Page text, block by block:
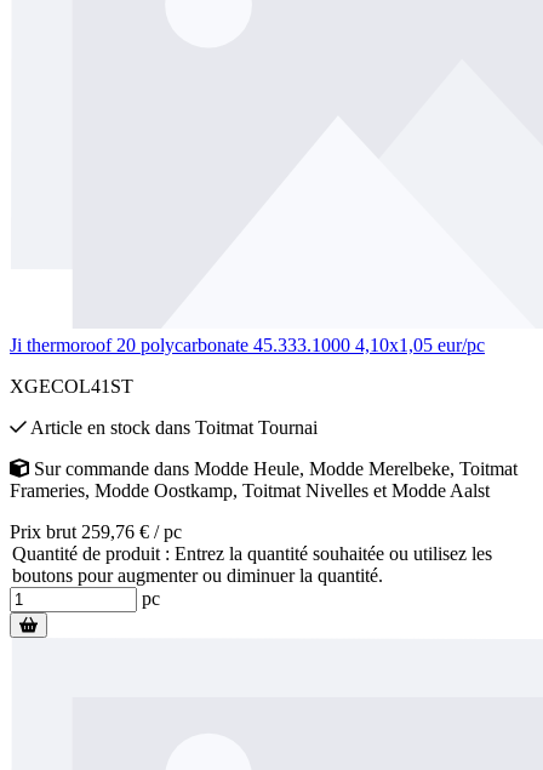
Ji thermoroof 20 polycarbonate 45.333.1000 4,10x1,05 eur/pc
XGECOL41ST
Article en stock dans Toitmat Tournai
Sur commande dans Modde Heule, Modde Merelbeke, Toitmat
Frameries, Modde Oostkamp, Toitmat Nivelles et Modde Aalst
Prix brut 259,76 € / pc
Quantité de produit : Entrez la quantité souhaitée ou utilisez les
boutons pour augmenter ou diminuer la quantité.
pc